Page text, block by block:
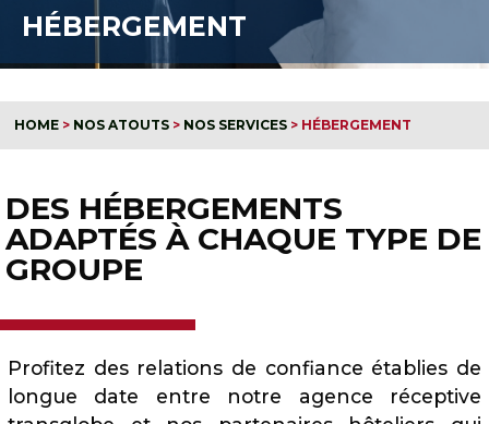
HÉBERGEMENT
HOME > NOS ATOUTS > NOS SERVICES > HÉBERGEMENT
DES HÉBERGEMENTS
ADAPTÉS À CHAQUE TYPE DE
GROUPE
Profitez des relations de confiance établies de
longue date entre notre agence réceptive